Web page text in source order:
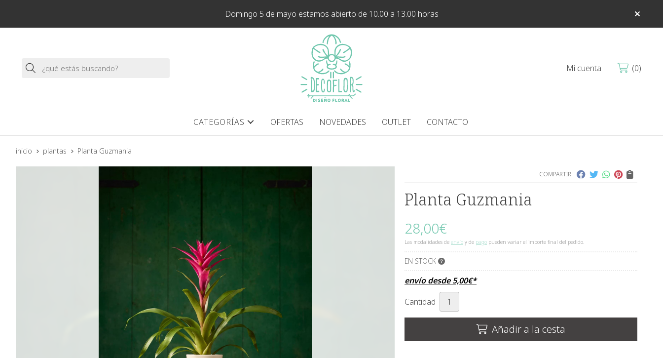
Domingo 5 de mayo estamos abierto de 10.00 a 13.00 horas
Buscar Mi cuenta 0
CATEGORÍAS OFERTAS NOVEDADES OUTLET CONTACTO
inicio plantas Planta Guzmania
COMPARTIR:
Planta Guzmania
28,00€
Las modalidades de envío y de pago pueden variar el importe final del pedido.
EN STOCK
envío desde5,00€*
Cantidad
Añadir a la cesta